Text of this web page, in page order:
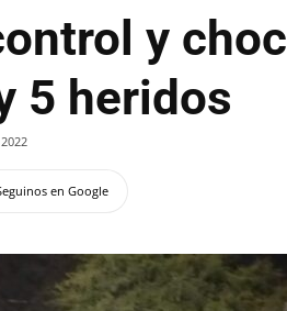
y
5 heridos
en Google